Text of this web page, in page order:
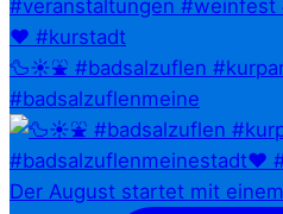
🦆☀️⛲ #badsalzuflen
#badsalzuflenmeine
Der August startet mit